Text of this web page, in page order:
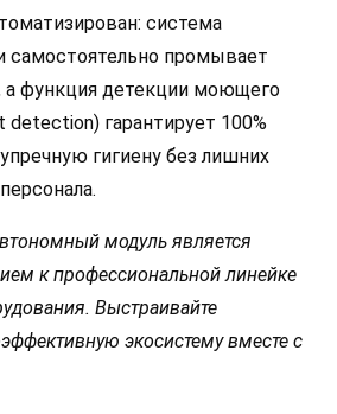
система
самостоятельно промывает
функция детекции моющего
гарантирует 100%
гигиену без лишних
модуль является
к профессиональной линейке
Выстраивайте
экосистему вместе с